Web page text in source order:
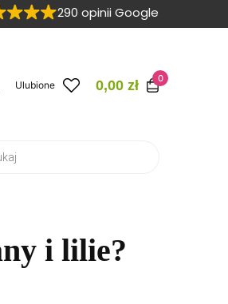
290 opinii Google
Ulubione 0,00zł 0
i lilie?